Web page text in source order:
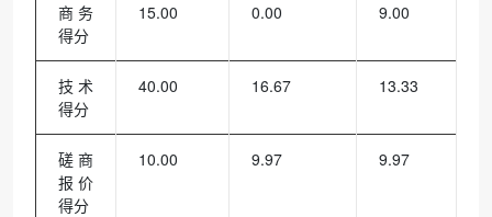
商务
得分
15.00 0.00 9.00
技术
得分
40.00 16.67 13.33
磋商
报价
得分
10.00 9.97 9.97